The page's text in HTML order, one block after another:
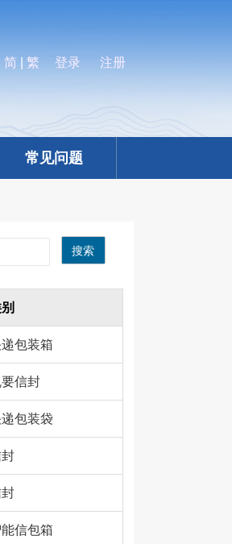
简 繁 登录 注册
常见问题
搜索
包装箱
信封
包装袋
信包箱